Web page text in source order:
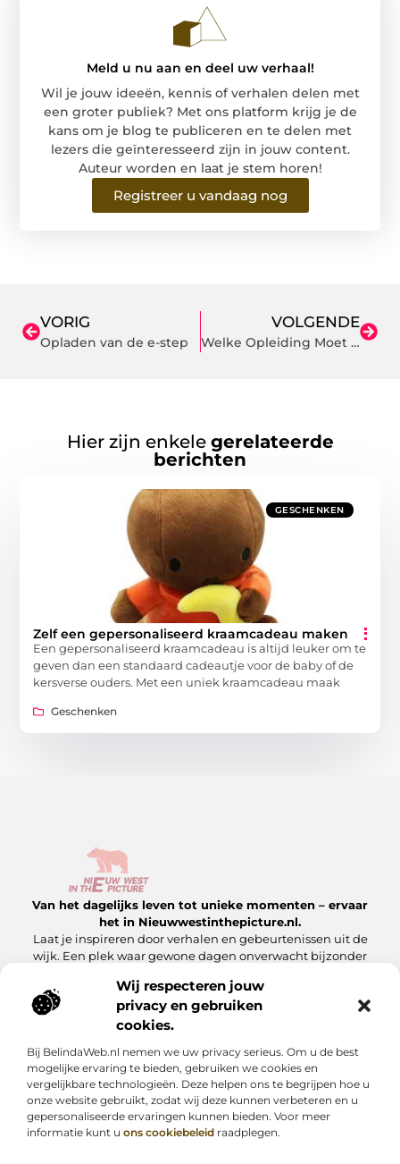
Wij respecteren jouw
privacy en gebruiken
cookies.
Bij BelindaWeb.nl nemen we uw privacy serieus. Om u de best
mogelijke ervaring te bieden, gebruiken we cookies en
vergelijkbare technologieën. Deze helpen ons te begrijpen hoe u
onze website gebruikt, zodat wij deze kunnen verbeteren en u
gepersonaliseerde ervaringen kunnen bieden. Voor meer
informatie kunt u ons cookiebeleid raadplegen.
Meld u nu aan en deel uw verhaal!
Wil je jouw ideeën, kennis of verhalen delen met
een groter publiek? Met ons platform krijg je de
kans om je blog te publiceren en te delen met
lezers die geïnteresseerd zijn in jouw content.
Auteur worden en laat je stem horen!
Registreer u vandaag nog
VORIG
Opladen van de e-step
VOLGENDE
Welke Opleiding Moet Je Doen Voor Personal Trainer
Hier zijn enkele gerelateerde
berichten
GESCHENKEN
Zelf een gepersonaliseerd kraamcadeau maken
Een gepersonaliseerd kraamcadeau is altijd leuker om te
geven dan een standaard cadeautje voor de baby of de
kersverse ouders. Met een uniek kraamcadeau maak
Geschenken
Van het dagelijks leven tot unieke momenten – ervaar
het in Nieuwwestinthepicture.nl.
Laat je inspireren door verhalen en gebeurtenissen uit de
wijk. Een plek waar gewone dagen onverwacht bijzonder
Onze informatie
Bericht categorie